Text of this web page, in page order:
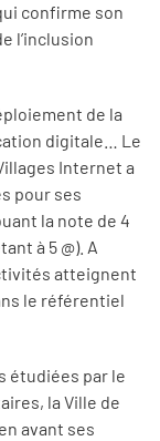
confirme son
l’inclusion
de la
digitale… Le
Internet a
pour ses
la note de 4
à 5 @). A
atteignent
le référentiel
étudiées par le
la Ville de
avant ses